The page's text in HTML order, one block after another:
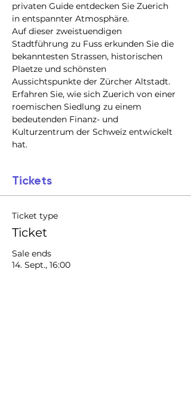
privaten Guide entdecken Sie Zuerich
in entspannter Atmosphäre.
Auf dieser zweistuendigen
Stadtführung zu Fuss erkunden Sie die
bekanntesten Strassen, historischen
Plaetze und schönsten
Aussichtspunkte der Zürcher Altstadt.
Erfahren Sie, wie sich Zuerich von einer
roemischen Siedlung zu einem
bedeutenden Finanz- und
Kulturzentrum der Schweiz entwickelt
hat.
Tickets
Ticket type
Ticket
Sale ends
14. Sept., 16:00